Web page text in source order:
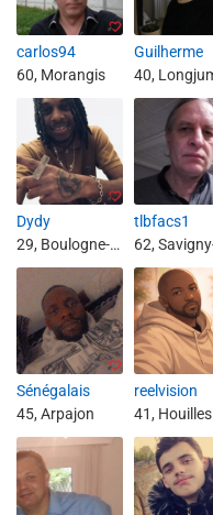
carlos94
60, Morangis
Guilherme
Dydy
29, Boulogne-Billancourt
tlbfacs1
Sénégalais
45, Arpajon
reelvision
41, Houilles